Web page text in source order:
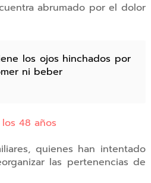
abrumado por el dolor
los ojos hinchados por
ni beber
48 años
quienes han intentado
las pertenencias de